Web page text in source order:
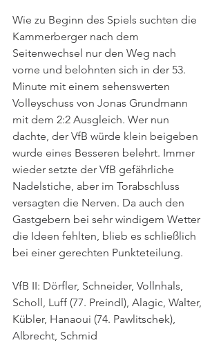
Wie zu Beginn des Spiels suchten die
Kammerberger nach dem
Seitenwechsel nur den Weg nach
vorne und belohnten sich in der 53.
Minute mit einem sehenswerten
Volleyschuss von Jonas Grundmann
mit dem 2:2 Ausgleich. Wer nun
dachte, der VfB würde klein beigeben
wurde eines Besseren belehrt. Immer
wieder setzte der VfB gefährliche
Nadelstiche, aber im Torabschluss
versagten die Nerven. Da auch den
Gastgebern bei sehr windigem Wetter
die Ideen fehlten, blieb es schließlich
bei einer gerechten Punkteteilung.
VfB II: Dörfler, Schneider, Vollnhals,
Scholl, Luff (77. Preindl), Alagic, Walter,
Kübler, Hanaoui (74. Pawlitschek),
Albrecht, Schmid